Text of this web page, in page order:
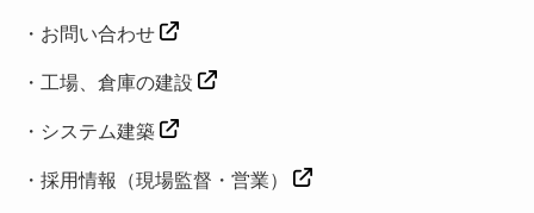
・ お問い合わせ
・工場、倉庫の建設
・ システム建築
・ 採用情報（現場監督・営業）